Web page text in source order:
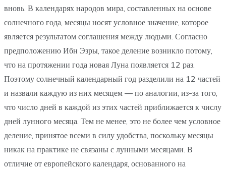
вновь. В календарях народов мира, составленных на основе
солнечного года, месяцы носят условное значение, которое
является результатом соглашения между людьми. Согласно
предположению Ибн Эзры, такое деление возникло потому,
что на протяжении года новая Луна появляется 12 раз.
Поэтому солнечный календарный год разделили на 12 частей
и назвали каждую из них месяцем — по аналогии, из-за того,
что число дней в каждой из этих частей приближается к числу
дней лунного месяца. Тем не менее, это не более чем условное
деление, принятое всеми в силу удобства, поскольку месяцы
никак на практике не связаны с лунными месяцами. В
отличие от европейского календаря, основанного на